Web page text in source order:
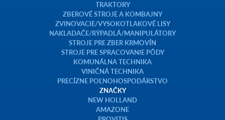
TECHNIKA
TRAKTORY
ZBEROVÉ STROJE A KOMBAJNY
ZVINOVACIE/VYSOKOTLAKOVÉ LISY
NAKLADAČE/RÝPADLÁ/MANIPULÁTORY
STROJE PRE ZBER KRMOVÍN
STROJE PRE SPRACOVANIE PÔDY
KOMUNÁLNA TECHNIKA
VINIČNÁ TECHNIKA
PRECÍZNE POĽNOHOSPODÁRSTVO
ZNAČKY
NEW HOLLAND